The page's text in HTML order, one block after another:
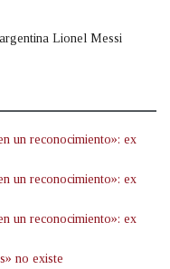
Lionel Messi
un reconocimiento»: ex
un reconocimiento»: ex
un reconocimiento»: ex
no existe